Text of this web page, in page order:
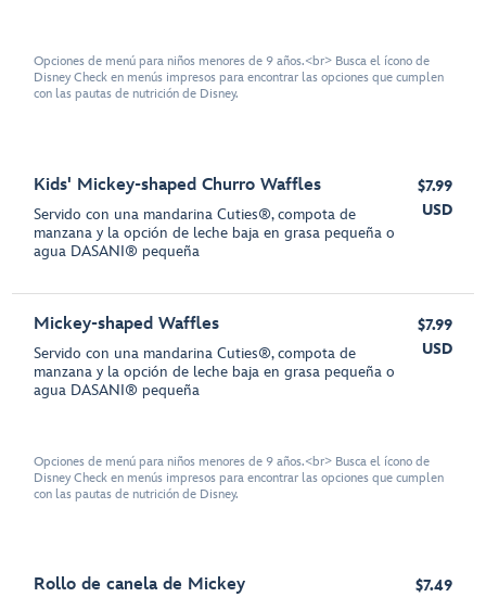
Opciones de menú para niños menores de 9 años.<br> Busca el ícono de
Disney Check en menús impresos para encontrar las opciones que cumplen
con las pautas de nutrición de Disney.
Kids' Mickey-shaped Churro Waffles
Servido con una mandarina Cuties®, compota de
manzana y la opción de leche baja en grasa pequeña o
agua DASANI® pequeña
$7.99
USD
Mickey-shaped Waffles
Servido con una mandarina Cuties®, compota de
manzana y la opción de leche baja en grasa pequeña o
agua DASANI® pequeña
$7.99
USD
Opciones de menú para niños menores de 9 años.<br> Busca el ícono de
Disney Check en menús impresos para encontrar las opciones que cumplen
con las pautas de nutrición de Disney.
Rollo de canela de Mickey
$7.49